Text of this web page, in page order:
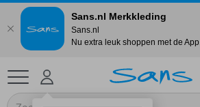
Sans.nl Merkkleding
Sans.nl
Nu extra leuk shoppen met de App.